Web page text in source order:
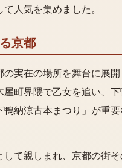
人気を集めました。
京都
の実在の場所を舞台に展
屋町界隈で乙女を追い、
鴨納涼古本まつり」が重要
して親しまれ、京都の街